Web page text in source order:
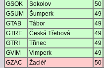
GSOK
Sokolov 50
GSUM
Šumperk 49
GTAB
Tábor 49
GTRE
Česká Třebová 49
GTRI
Třinec 49
GVIM
Vimperk 49
GZAC
Žacléř 50